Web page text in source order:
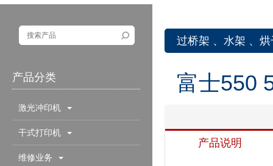
产品分类
激光冲印机
干式打印机
维修业务
过桥架 、水架 、烘
富士550
产品说明